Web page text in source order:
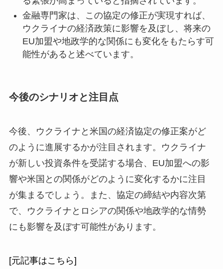
金融専門家は、この協定の修正が実現すれば、
ウクライナの経済政策に影響を及ぼし、将来の
EU加盟や地政学的な関係にも変化をもたらす可
能性があると述べています。
今後のシナリオと注目点
今後、ウクライナと米国の経済協定の修正案がど
のように進展するかが注目されます。ウクライナ
が新しい投資条件を受諾する場合、EU加盟への影
響や米国との関係がどのように変化するかに注目
が集まるでしょう。また、協定の締結や内容次第
で、ウクライナとロシアの関係や地政学的な情勢
にも影響を及ぼす可能性があります。
[元記事はこちら]